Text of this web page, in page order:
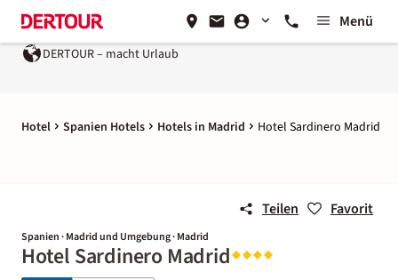
Menü
DERTOUR – macht Urlaub
Hotel Spanien Hotels Hotels in Madrid Hotel Sardinero Madrid
Teilen Favorit
Spanien · Madrid und Umgebung · Madrid
Hotel Sardinero Madrid